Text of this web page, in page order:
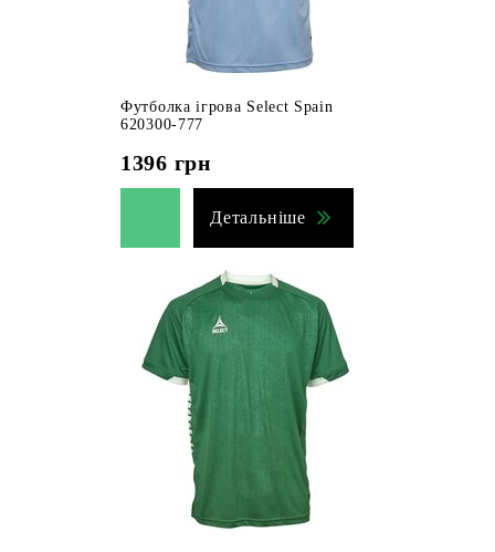
Футболка ігрова Select Spain
620300-777
1396 грн
Детальніше